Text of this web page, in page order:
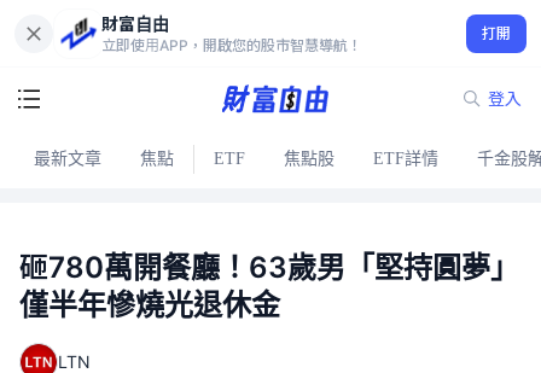
財富自由
立即使用APP，開啟您的股市智慧導航！
打開
登入
最新文章 焦點 ETF 焦點股 ETF詳情 千金股
砸780萬開餐廳！63歲男「堅持圓夢」
僅半年慘燒光退休金
LTN